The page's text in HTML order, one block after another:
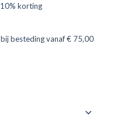
korting
besteding vanaf € 75,00